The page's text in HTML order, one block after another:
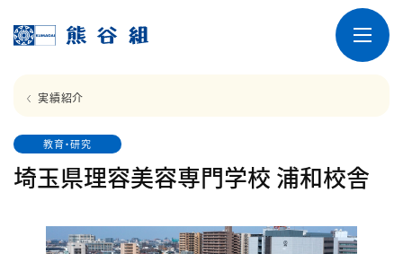
実績紹介
教育・研究
埼玉県理容美容専門学校 浦和校舎